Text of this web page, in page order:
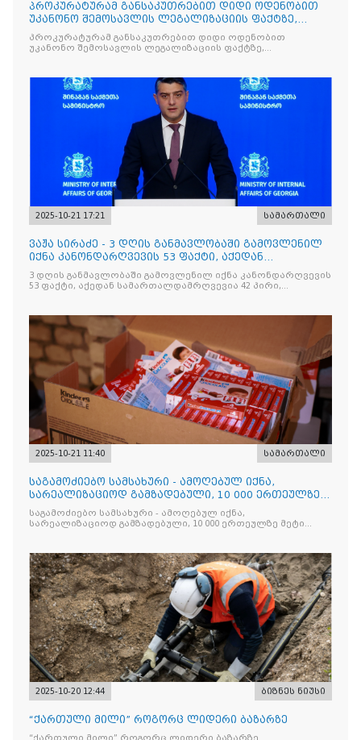
პროკურატურამ განსაკუთრებით დიდი ოდენობით
უკანონო შემოსავლის ლეგალიზაციის ფაქტზე,
საქართველოს ყოფილ პ
პროკურატურამ განსაკუთრებით დიდი ოდენობით
უკანონო შემოსავლის ლეგალიზაციის ფაქტზე,
2025-10-21 17:21 სამართალი
ვაჟა სირაძე - 3 დღის განმავლობაში გამოვლენილ
იქნა კანონდარღვევის 53 ფაქტი, აქედან
სამართალდამრღვევია
3 დღის განმავლობაში გამოვლენილ იქნა კანონდარღვევის
53 ფაქტი, აქედან სამართალდამრღვევია 42 პირი,
2025-10-21 11:40 სამართალი
საგამოძიებო სამსახური - ამოღებულ იქნა,
სარეალიზაციოდ გამზადებული, 10 000 ერთეულზე
მეტი „Jacobs Monar
საგამოძიებო სამსახური - ამოღებულ იქნა,
სარეალიზაციოდ გამზადებული, 10 000 ერთეულზე მეტი
„Raffaello”-ს სასაქონლო ნიშნით უკანონო ნიშანდებული
ტკბილეული
2025-10-20 12:44 ბიზნეს ნიუსი
“ქართული მილი” როგორც ლიდერი ბაზარზე